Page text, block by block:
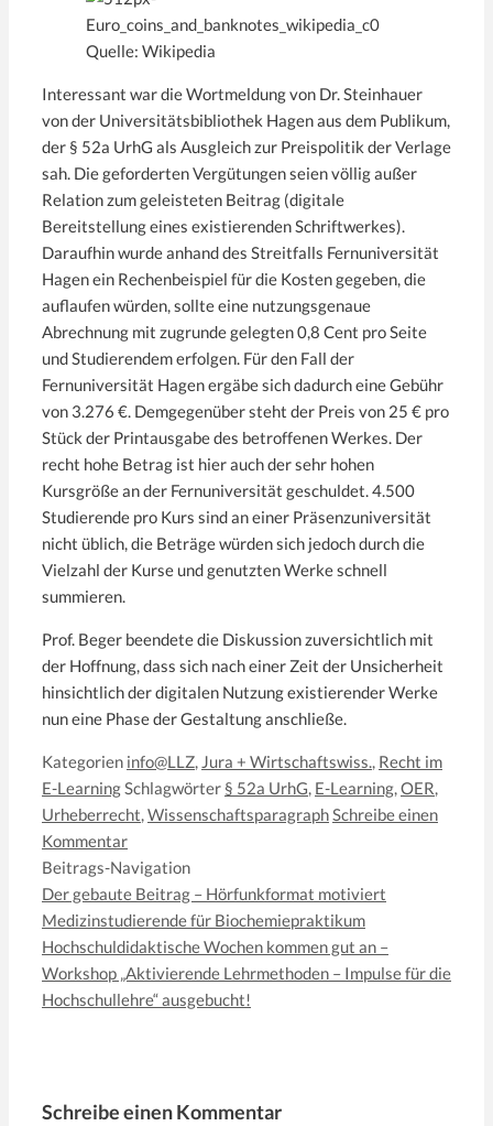
Quelle: Wikipedia
Interessant war die Wortmeldung von Dr. Steinhauer
von der Universitätsbibliothek Hagen aus dem Publikum,
der § 52a UrhG als Ausgleich zur Preispolitik der Verlage
sah. Die geforderten Vergütungen seien völlig außer
Relation zum geleisteten Beitrag (digitale
Bereitstellung eines existierenden Schriftwerkes).
Daraufhin wurde anhand des Streitfalls Fernuniversität
Hagen ein Rechenbeispiel für die Kosten gegeben, die
auflaufen würden, sollte eine nutzungsgenaue
Abrechnung mit zugrunde gelegten 0,8 Cent pro Seite
und Studierendem erfolgen. Für den Fall der
Fernuniversität Hagen ergäbe sich dadurch eine Gebühr
von 3.276 €. Demgegenüber steht der Preis von 25 € pro
Stück der Printausgabe des betroffenen Werkes. Der
recht hohe Betrag ist hier auch der sehr hohen
Kursgröße an der Fernuniversität geschuldet. 4.500
Studierende pro Kurs sind an einer Präsenzuniversität
nicht üblich, die Beträge würden sich jedoch durch die
Vielzahl der Kurse und genutzten Werke schnell
summieren.
Prof. Beger beendete die Diskussion zuversichtlich mit
der Hoffnung, dass sich nach einer Zeit der Unsicherheit
hinsichtlich der digitalen Nutzung existierender Werke
nun eine Phase der Gestaltung anschließe.
Kategorien info@LLZ, Jura + Wirtschaftswiss., Recht im
E-LearningSchlagwörter § 52a UrhG, E-Learning,OER,
Urheberrecht,WissenschaftsparagraphSchreibe einen
Kommentar
Beitrags-Navigation
Der gebaute Beitrag – Hörfunkformat motiviert
Medizinstudierende für Biochemiepraktikum
Hochschuldidaktische Wochen kommen gut an –
Workshop „Aktivierende Lehrmethoden – Impulse für die
Hochschullehre“ ausgebucht!
Schreibe einen Kommentar